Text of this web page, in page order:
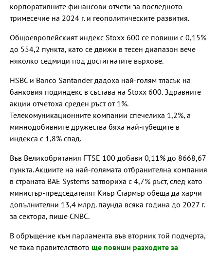
корпоративните финансови отчети за последното
тримесечие на 2024 г. и геополитическите развития.
Общоевропейският индекс Stoxx 600 се повиши с 0,15%
до 554,2 пункта, като се движи в тесен диапазон вече
няколко седмици под достигнатите върхове.
HSBC и Banco Santander дадоха най-голям тласък на
банковия подиндекс в състава на Stoxx 600. Здравните
акции отчетоха среден ръст от 1%.
Телекомуникационните компании спечелиха 1,2%, а
миннодобивните дружества бяха най-губещите в
индекса с 1,8% спад.
Във Великобритания FTSE 100 добави 0,11% до 8668,67
пункта. Акциите на най-голямата отбранителна компания
в страната BAE Systems затвориха с 4,7% ръст, след като
министър-председателят Киър Стармър обеща да харчи
допълнителни 13,4 млрд. паунда всяка година до 2027 г.
за сектора, пише CNBC.
В обръщение към парламента във вторник той подчерта,
че така правителството ще повиши разходите за